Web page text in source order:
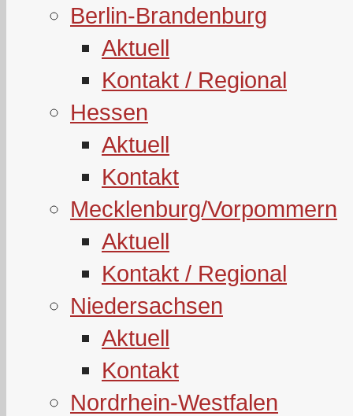
Berlin-Brandenburg
Aktuell
Kontakt / Regional
Hessen
Aktuell
Kontakt
Mecklenburg/Vorpommern
Aktuell
Kontakt / Regional
Niedersachsen
Aktuell
Kontakt
Nordrhein-Westfalen